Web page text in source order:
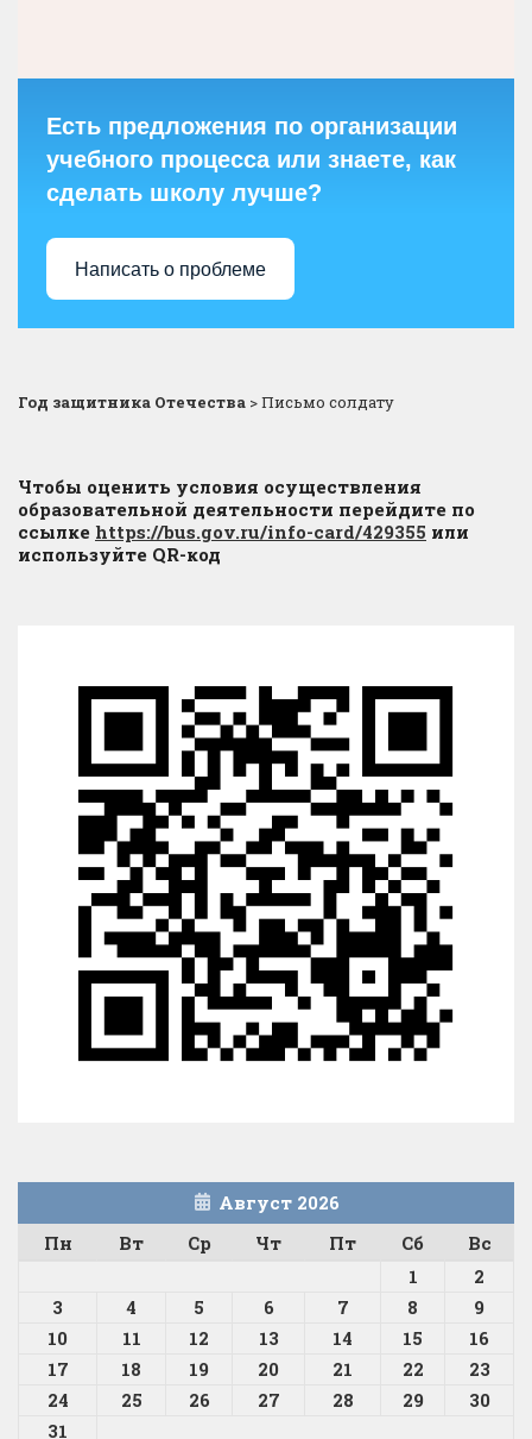
Есть предложения по организации
учебного процесса или знаете, как
сделать школу лучше?
Написать о проблеме
Год защитника Отечества >Письмо солдату
Чтобы оценить условия осуществления
образовательной деятельности перейдите по
ссылке https://bus.gov.ru/info-card/429355 или
используйте QR-код
Август 2026
Пн
Вт Ср Чт Пт Сб
Вс
1
2
3
4 5 6 7 8
9
10
11 12 13 14 15
16
17
18 19 20 21 22
23
24
25 26 27 28 29
30
31